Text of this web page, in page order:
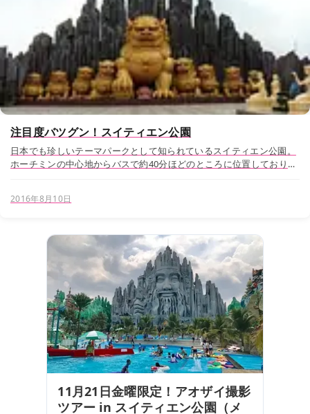
注目度バツグン！スイティエン公園
日本でも珍しいテーマパークとして知られているスイティエン公園。
ホーチミンの中心地からバスで約40分ほどのところに位置しており、
2016年8月10日
11月21日金曜限定！アオザイ撮影
ツアー in スイティエン公園（メ